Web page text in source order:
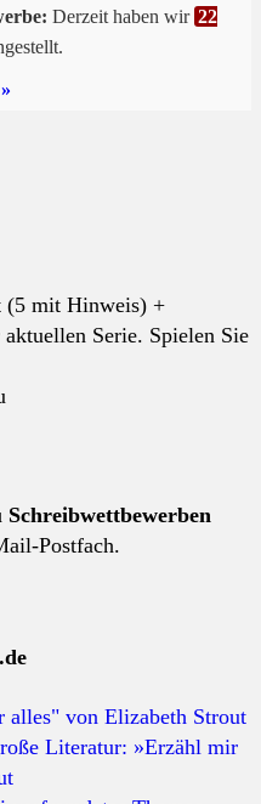
Derzeit haben wir 22
(5 mit Hinweis) +
Serie. Spielen Sie
Schreibwettbewerben
Postfach.
Literatur: »Erzähl mir